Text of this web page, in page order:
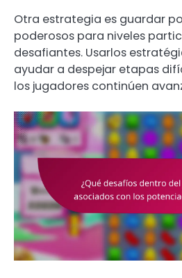
Otra estrategia es guardar
poderosos para niveles
desafiantes. Usarlos
ayudar a despejar etapas
los jugadores continúen